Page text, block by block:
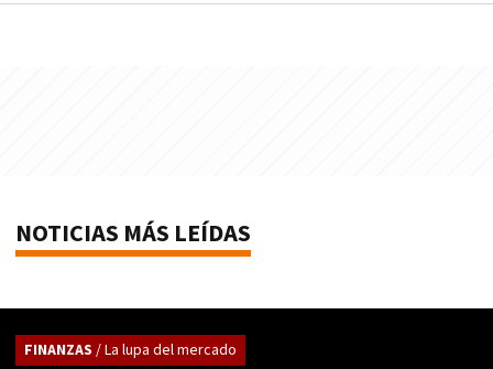
NOTICIAS MÁS LEÍDAS
FINANZAS / La lupa del mercado